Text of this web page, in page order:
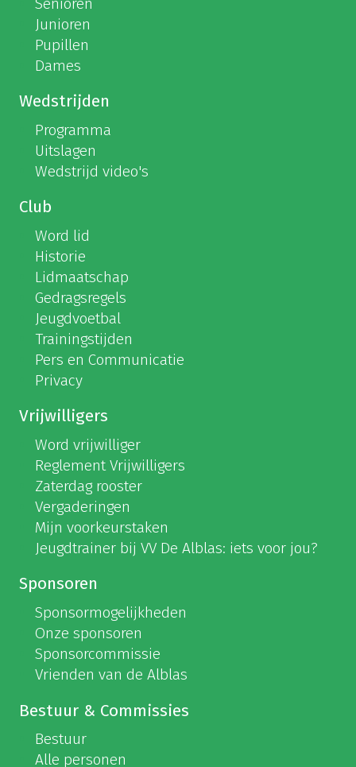
Junioren
Pupillen
Dames
Wedstrijden
Programma
Uitslagen
Wedstrijd video's
Club
Word lid
Historie
Lidmaatschap
Gedragsregels
Jeugdvoetbal
Trainingstijden
Pers en Communicatie
Privacy
Vrijwilligers
Word vrijwilliger
Reglement Vrijwilligers
Zaterdag rooster
Vergaderingen
Mijn voorkeurstaken
Jeugdtrainer bij VV De Alblas: iets voor jou?
Sponsoren
Sponsormogelijkheden
Onze sponsoren
Sponsorcommissie
Vrienden van de Alblas
Bestuur & Commissies
Bestuur
Alle personen